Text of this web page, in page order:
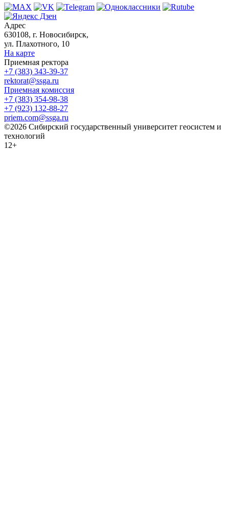
Адрес
630108, г. Новосибирск,
ул. Плахотного, 10
На карте
Приемная ректора
+7 (383) 343-39-37
rektorat@ssga.ru
Приемная комиссия
+7 (383) 354-98-38
+7 (923) 132-88-27
priem.com@ssga.ru
©2026 Сибирский государственный университет геосистем и
технологий
12+